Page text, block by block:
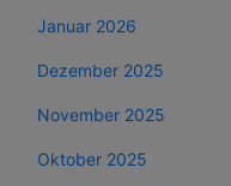
Januar 2026
Dezember 2025
November 2025
Oktober 2025